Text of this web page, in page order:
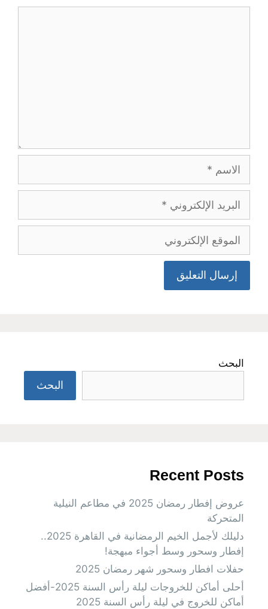
الاسم
البريد
الإلكتروني
الموقع
الإلكتروني
البحث
البحث
Recent Posts
عروض إفطار رمضان 2025 في مطاعم النيلية
المتحركة
دليلك لأجمل الخيم الرمضانية في القاهرة 2025..
إفطار وسحور وسط أجواء مبهجة!
حفلات افطار وسحور شهر رمضان 2025
أحلى أماكن للخروجات ليلة رأس السنة 2025-أفضل
أماكن للخروج في ليلة رأس السنة 2025